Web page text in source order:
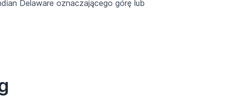
Delaware oznaczającego górę lub